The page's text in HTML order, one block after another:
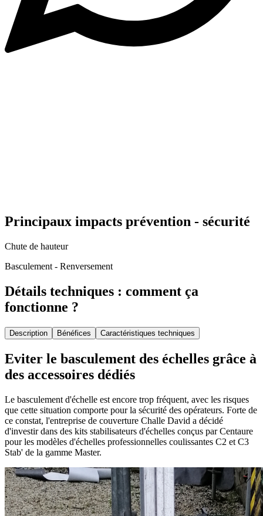
Principaux impacts prévention - sécurité
Chute de hauteur
Basculement - Renversement
Détails techniques : comment ça
fonctionne ?
Description Bénéfices Caractéristiques techniques
Eviter le basculement des échelles grâce à
des accessoires dédiés
Le basculement d'échelle est encore trop fréquent, avec les risques
que cette situation comporte pour la sécurité des opérateurs. Forte de
ce constat, l'entreprise de couverture Challe David a décidé
d'investir dans des kits stabilisateurs d'échelles conçus par Centaure
pour les modèles d'échelles professionnelles coulissantes C2 et C3
Stab' de la gamme Master.